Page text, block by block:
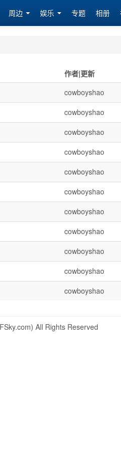
周边 娱乐 专题 相册
作者|更新
cowboyshao
cowboyshao
cowboyshao
cowboyshao
cowboyshao
cowboyshao
cowboyshao
cowboyshao
cowboyshao
cowboyshao
cowboyshao
All Rights Reserved